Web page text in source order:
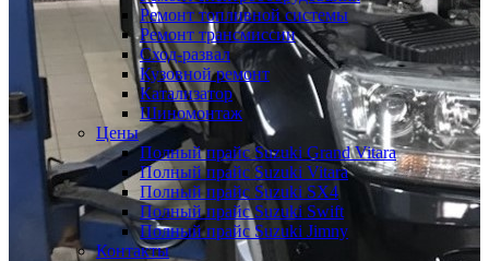
Ремонт топливной системы
Ремонт трансмиссии
Сход-развал
Кузовной ремонт
Катализатор
Шиномонтаж
Цены
Полный прайс Suzuki Grand Vitara
Полный прайс Suzuki Vitara
Полный прайс Suzuki SX4
Полный прайс Suzuki Swift
Полный прайс Suzuki Jimny
Контакты